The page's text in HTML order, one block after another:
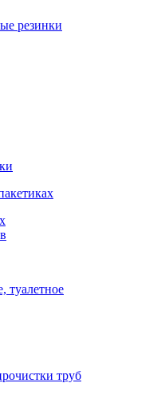
резинки
туалетное
труб